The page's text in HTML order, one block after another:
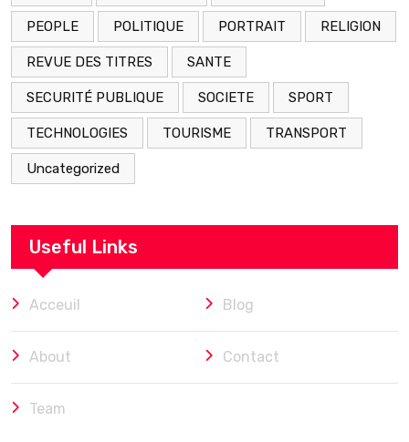
PEOPLE POLITIQUE PORTRAIT RELIGION
REVUE DES TITRES SANTE
SECURITÉ PUBLIQUE SOCIETE SPORT
TECHNOLOGIES TOURISME TRANSPORT
Uncategorized
Useful Links
Acceuil Blog
About Contact
Team